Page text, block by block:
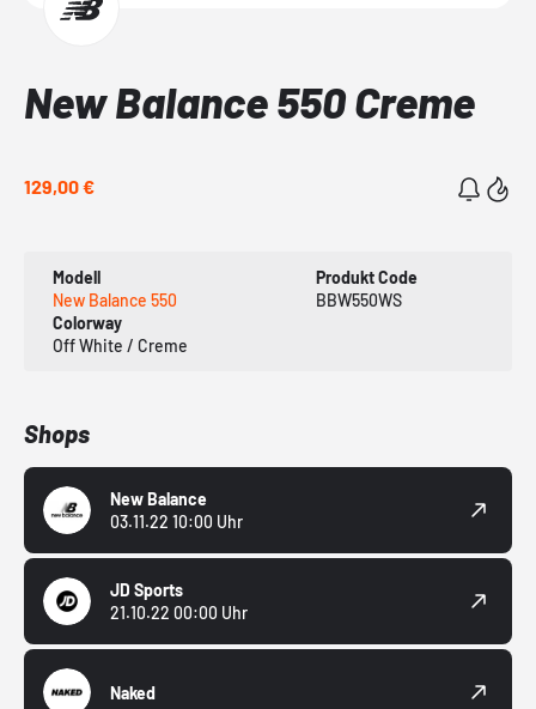
New Balance 550 Creme
129,00 €
Modell
New Balance 550
Produkt Code
BBW550WS
Colorway
Off White / Creme
Shops
New Balance
03.11.22 10:00 Uhr
JD Sports
21.10.22 00:00 Uhr
Naked